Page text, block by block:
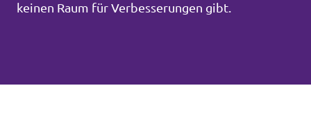
keinen Raum für Verbesserungen gibt.